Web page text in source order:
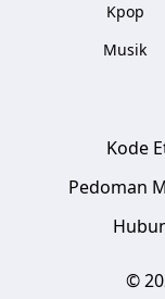
Kpop
Musik
Kode
Pedoman
©